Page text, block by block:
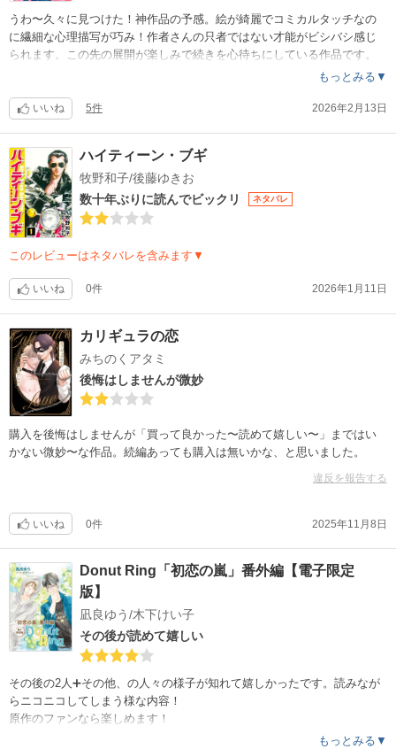
うわ〜久々に見つけた！神作品の予感。絵が綺麗でコミカルタッチなの
に繊細な心理描写が巧み！作者さんの只者ではない才能がビシバシ感じ
られます。この先の展開が楽しみで続きを心待ちにしている作品です。
もっとみる▼
いいね 5件 2026年2月13日
ハイティーン・ブギ
牧野和子/後藤ゆきお
数十年ぶりに読んでビックリ
ネタバレ
このレビューはネタバレを含みます▼
いいね 0件 2026年1月11日
カリギュラの恋
みちのくアタミ
後悔はしませんが微妙
購入を後悔はしませんが「買って良かった〜読めて嬉しい〜」まではい
かない微妙〜な作品。続編あっても購入は無いかな、と思いました。
違反を報告する
いいね 0件 2025年11月8日
Donut Ring「初恋の嵐」番外編【電子限定
版】
凪良ゆう/木下けい子
その後が読めて嬉しい
その後の2人➕その他、の人々の様子が知れて嬉しかったです。読みなが
らニコニコしてしまう様な内容！
原作のファンなら楽しめます！
もっとみる▼